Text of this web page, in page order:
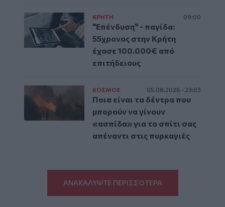
ΚΡΗΤΗ 09:00
"Επένδυση" - παγίδα:
55χρονος στην Κρήτη
έχασε 100.000€ από
επιτήδειους
ΚΟΣΜΟΣ 05.08.2026 - 23:03
Ποια είναι τα δέντρα που
μπορούν να γίνουν
«ασπίδα» για το σπίτι σας
απέναντι στις πυρκαγιές
ΑΝΑΚΑΛΥΨΤΕ ΠΕΡΙΣΣΟΤΕΡΑ